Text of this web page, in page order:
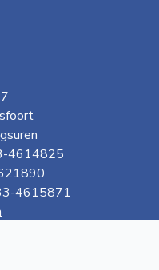
4614825
4615871